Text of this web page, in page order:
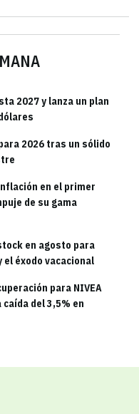
2027 y lanza un plan
2026 tras un sólido
en el primer
de su gama
en agosto para
éxodo vacacional
para NIVEA
del 3,5% en